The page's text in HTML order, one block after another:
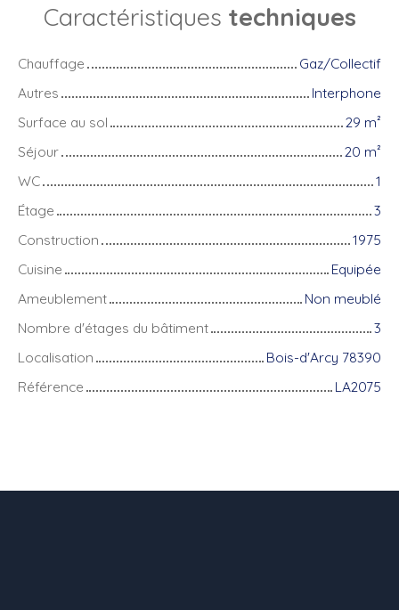
Caractéristiques techniques
Chauffage
Gaz/Collectif
Autres
Interphone
Surface au sol
29 m²
Séjour
20 m²
WC
1
Étage
3
Construction
1975
Cuisine
Equipée
Ameublement
Non meublé
Nombre d'étages du bâtiment
3
Localisation
Bois-d'Arcy 78390
Référence
LA2075